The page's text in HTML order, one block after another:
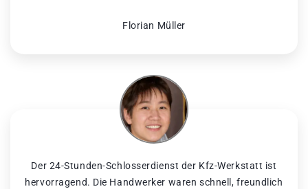
Florian Müller
Der 24-Stunden-Schlosserdienst der Kfz-Werkstatt ist
hervorragend. Die Handwerker waren schnell, freundlich